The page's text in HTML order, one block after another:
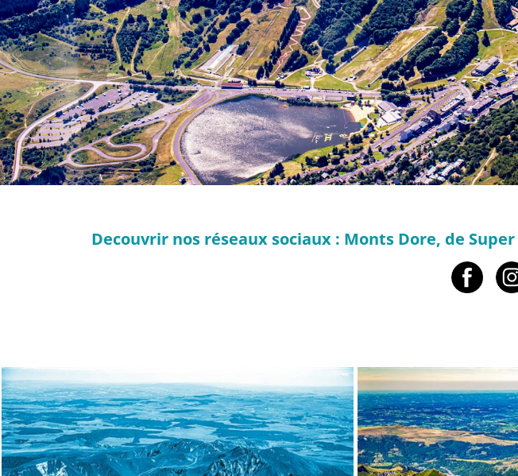
Decouvrir nos réseaux sociaux : Monts Dore, de